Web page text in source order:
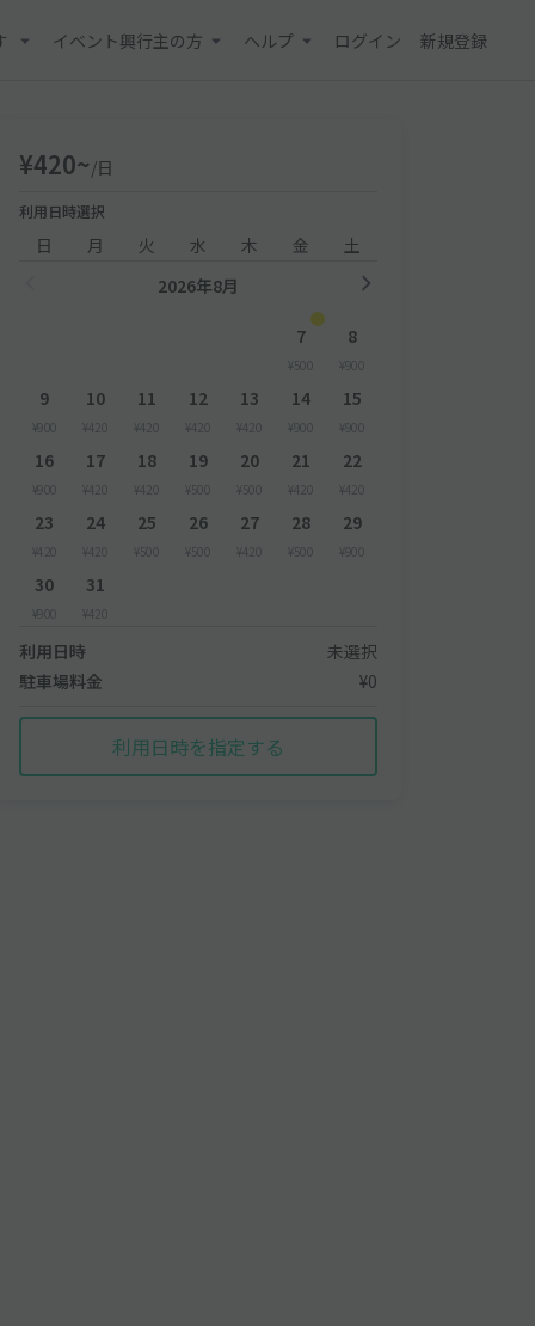
イベント興行主の方 ヘルプ ログイン 新規登録
¥420~/日
利用日時選択
日 月 火 水 木 金
土
2026年8月
7
¥500
8
¥900
9
¥900
10
¥420
11
¥420
12
¥420
13
¥420
14
¥900
15
¥900
16
¥900
17
¥420
18
¥420
19
¥500
20
¥500
21
¥420
22
¥420
23
¥420
24
¥420
25
¥500
26
¥500
27
¥420
28
¥500
29
¥900
30
¥900
31
¥420
利用日時
未選択
駐車場料金
¥0
利用日時を指定する